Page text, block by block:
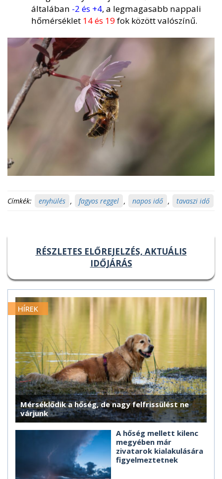
általában -2 és +4, a legmagasabb nappali
hőmérséklet 14 és 19fok között valószínű.
Címkék: enyhülés , fagyos reggel , napos idő , tavaszi idő
RÉSZLETES ELŐREJELZÉS, AKTUÁLIS
IDŐJÁRÁS
HÍREK
Mérséklődik a hőség, de nagy felfrissülést ne
várjunk
A hőség mellett kilenc
megyében már
zivatarok kialakulására
figyelmeztetnek